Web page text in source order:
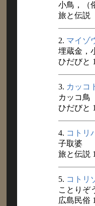
小鳥，（
旅と伝説
2. マイゾ
埋蔵金，
ひだびと
3. カッコ
カッコ鳥
ひだびと
4. コトリ
子取婆
旅と伝説
5. コトリ
ことりぞ
広島民俗